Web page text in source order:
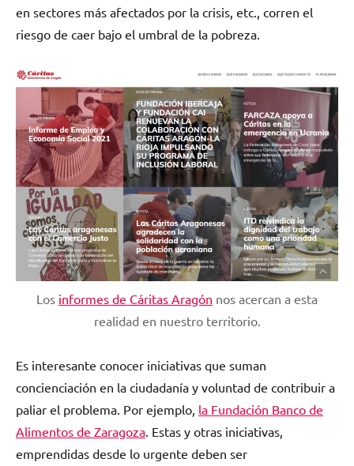
en sectores más afectados por la crisis, etc., corren el
riesgo de caer bajo el umbral de la pobreza.
Los informes de Cáritas Aragón nos acercan a esta
realidad en nuestro territorio.
Es interesante conocer iniciativas que suman
concienciación en la ciudadanía y voluntad de contribuir a
paliar el problema. Por ejemplo, la Fundación Banco de
Alimentos de Zaragoza . Estas y otras iniciativas,
emprendidas desde lo urgente deben ser